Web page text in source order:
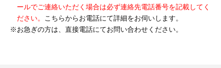
ールでご連絡いただく場合は必ず連絡先電話番号を記載してく
ださい。
こちらからお電話にて詳細をお伺いします。
お急ぎの方は、直接電話にてお問い合わせください。